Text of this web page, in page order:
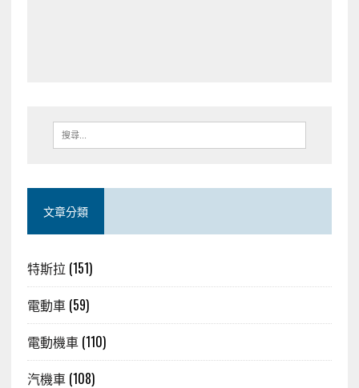
文章分類
特斯拉 (151)
電動車(59)
電動機車(110)
汽機車(108)